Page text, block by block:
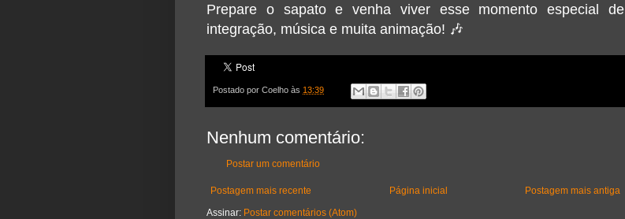
Prepare o sapato e venha viver esse momento especial de
integração, música e muita animação! 🎶
Postado por Coelho às 13:39
Nenhum comentário:
Postar um comentário
Postagem mais recente Postagem mais antiga
Página inicial
Assinar: Postar comentários (Atom)